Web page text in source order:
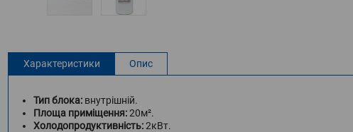
Характеристики Опис
Тип блока: внутрішній.
Площа приміщення:20м².
Холодопродуктивність:2кВт.